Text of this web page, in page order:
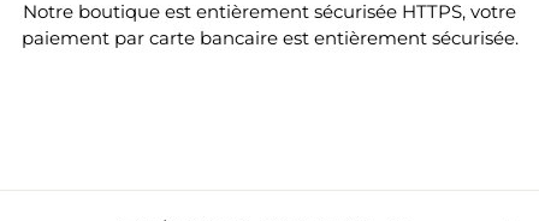
Notre boutique est entièrement sécurisée HTTPS, votre
paiement par carte bancaire est entièrement sécurisée.